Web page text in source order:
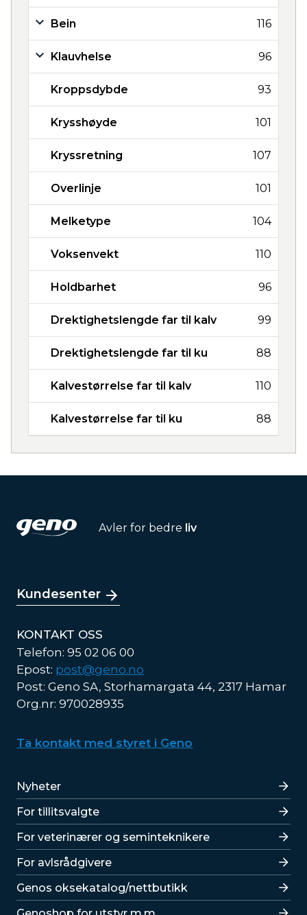
Bein 116
Klauvhelse 96
Kroppsdybde 93
Krysshøyde 101
Kryssretning 107
Overlinje 101
Melketype 104
Voksenvekt 110
Holdbarhet 96
Drektighetslengde far til kalv 99
Drektighetslengde far til ku 88
Kalvestørrelse far til kalv 110
Kalvestørrelse far til ku 88
Avler for bedre liv
Kundesenter
KONTAKT OSS
Telefon: 95 02 06 00
Epost: post@geno.no
Post: Geno SA, Storhamargata 44, 2317 Hamar
Org.nr: 970028935
Ta kontakt med styret i Geno
Lenker
Nyheter
For tillitsvalgte
For veterinærer og seminteknikere
For avlsrådgivere
Lenker
Genos oksekatalog/nettbutikk